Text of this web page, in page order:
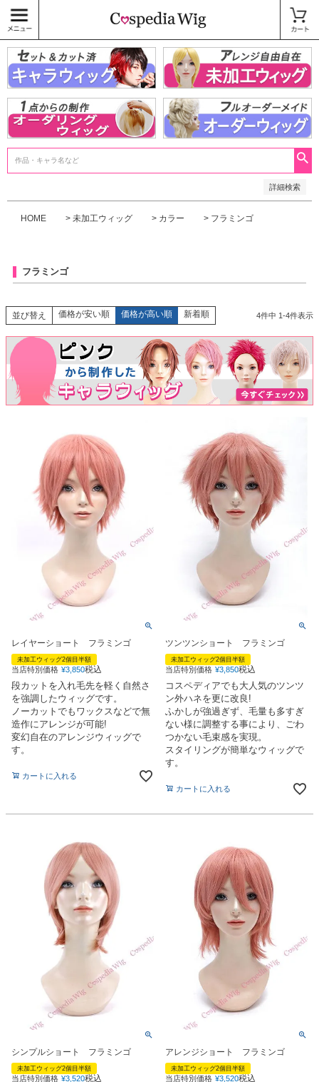
詳細検索
〜
商品タグ
キャラウィッグ
未加工ウィッグ
ベースウィッグ
衣装
SALE中
HOME 未加工ウィッグ カラー フラミンゴ
フラミンゴ
並び替え 価格が安い順 価格が高い順 新着順 4件中 1-4件表示
レイヤーショート フラミンゴ
未加工ウィッグ2個目半額
当店特別価格 ¥3,850税込
段カットを入れ毛先を軽く自然さ
を強調したウィッグです。
ノーカットでもワックスなどで無
造作にアレンジが可能!
変幻自在のアレンジウィッグで
す。
カートに入れる
ツンツンショート フラミンゴ
未加工ウィッグ2個目半額
当店特別価格 ¥3,850税込
コスペディアでも大人気のツンツ
ン外ハネを更に改良!
ふかしが強過ぎず、毛量も多すぎ
ない様に調整する事により、ごわ
つかない毛束感を実現。
スタイリングが簡単なウィッグで
す。
カートに入れる
シンプルショート フラミンゴ
未加工ウィッグ2個目半額
当店特別価格 ¥3,520税込
アレンジショート フラミンゴ
未加工ウィッグ2個目半額
当店特別価格 ¥3,520税込